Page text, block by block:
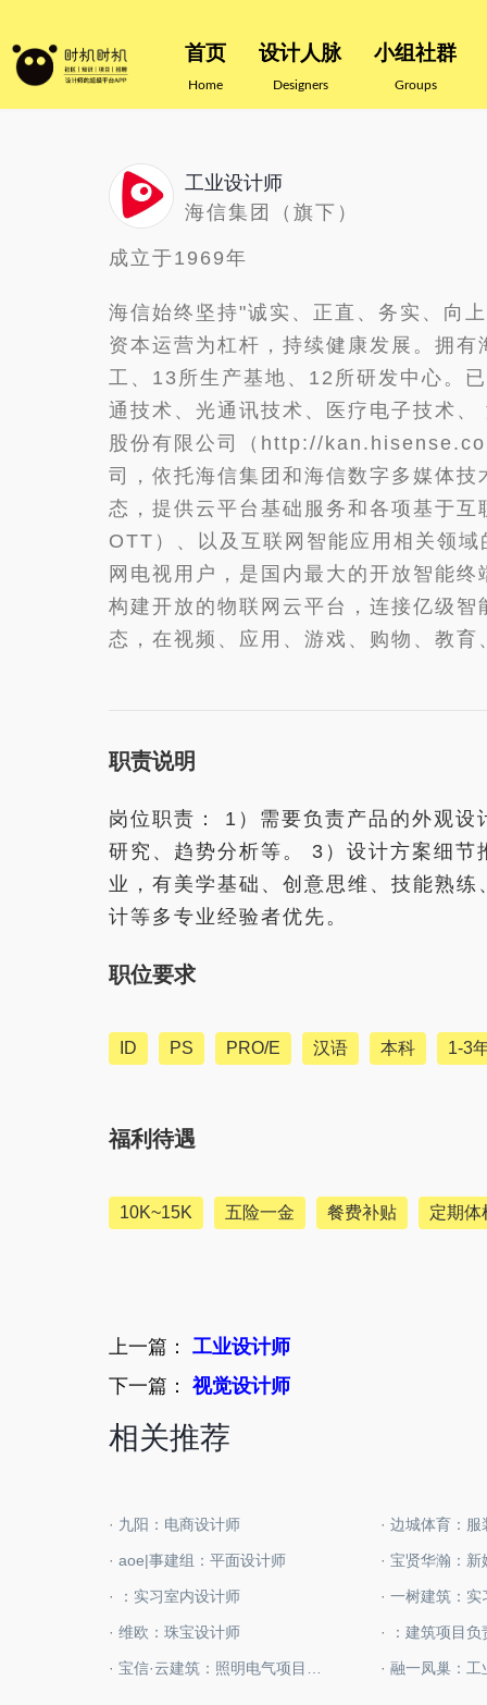
首页
Home
设计人脉
Designers
小组社群
Groups
工业设计师
海信集团（旗下）
成立于1969年
海信始终坚持"诚实、正直、务实、向
资本运营为杠杆，持续健康发展。拥
工、13所生产基地、12所研发中心。
通技术、光通讯技术、医疗电子技术
股份有限公司（http://
司，依托海信集团和海信数字多媒体
态，提供云平台基础服务和各项基于
OTT）、以及互联网智能应用相关领
网电视用户，是国内最大的开放智能
构建开放的物联网云平台，连接亿级
态，在视频、应用、游戏、购物、教
职责说明
岗位职责： 1）需要负责产品的外观
研究、趋势分析等。 3）设计方案细
业，有美学基础、创意思维、技能熟
计等多专业经验者优先。
职位要求
ID PS PRO/E 汉语 本科 1-3
福利待遇
10K~15K 五险一金 餐费补贴 定期体
上一篇： 工业设计师
下一篇： 视觉设计师
相关推荐
· 九阳：电商设计师 · 边城体育：服
· aoe|事建组：平面设计师 · 宝贤华瀚：新
· ：实习室内设计师 · 一树建筑：
· 维欧：珠宝设计师 · ：建筑项目负
· 融一凤巢：工